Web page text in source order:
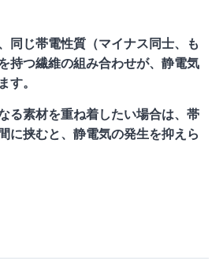
同じ帯電性質（マイナス同士、も
持つ繊維の組み合わせが、静電気
す。
る素材を重ね着したい場合は、帯
に挟むと、静電気の発生を抑えら